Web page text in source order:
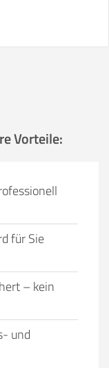
Vorteile:
für Sie
– kein
und